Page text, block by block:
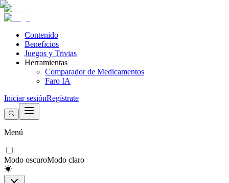
Contenido
Beneficios
Juegos y Trivias
Herramientas
Comparador de Medicamentos
Faro IA
Iniciar sesiónRegístrate
Menú
Modo oscuroModo claro